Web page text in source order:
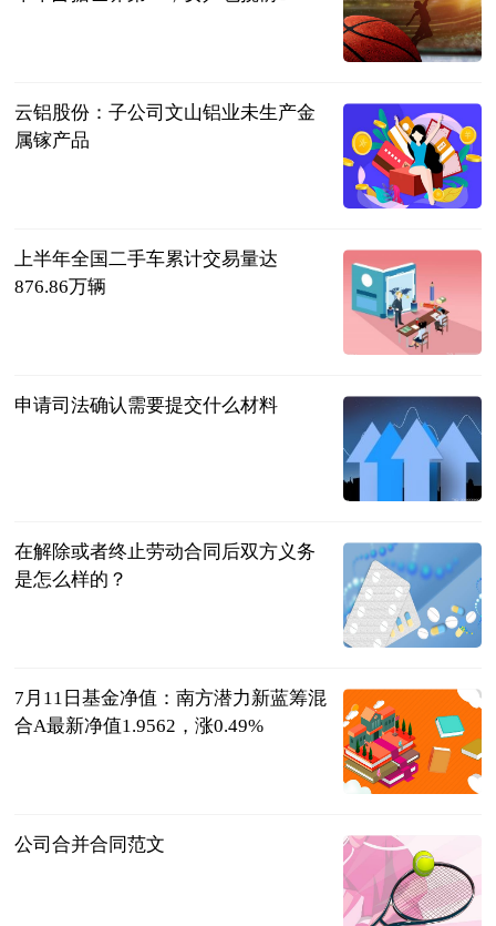
云铝股份：子公司文山铝业未生产金
属镓产品
上半年全国二手车累计交易量达
876.86万辆
申请司法确认需要提交什么材料
在解除或者终止劳动合同后双方义务
是怎么样的？
7月11日基金净值：南方潜力新蓝筹混
合A最新净值1.9562，涨0.49%
公司合并合同范文